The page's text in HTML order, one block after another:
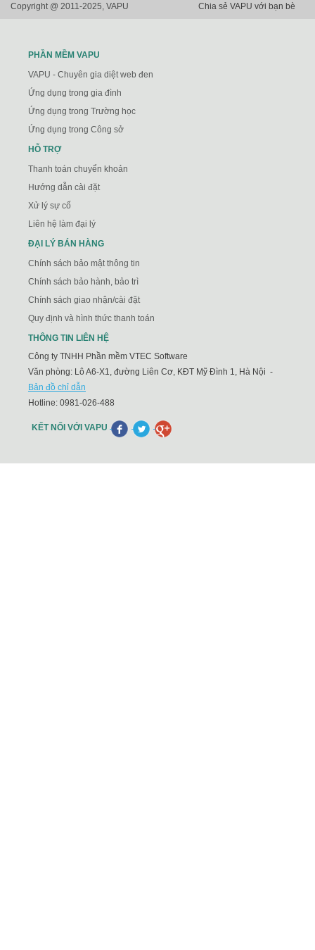
Copyright @ 2011-2025, VAPU Chia sẻ VAPU với bạn bè
PHẦN MỀM VAPU
VAPU - Chuyên gia diệt web đen
Ứng dụng trong gia đình
Ứng dụng trong Trường học
Ứng dụng trong Công sở
HỖ TRỢ
Thanh toán chuyển khoản
Hướng dẫn cài đặt
Xử lý sự cố
Liên hệ làm đại lý
ĐẠI LÝ BÁN HÀNG
Chính sách bảo mật thông tin
Chính sách bảo hành, bảo trì
Chính sách giao nhận/cài đặt
Quy định và hình thức thanh toán
THÔNG TIN LIÊN HỆ
Công ty TNHH Phần mềm VTEC Software
Văn phòng: Lô A6-X1, đường Liên Cơ, KĐT Mỹ Đình 1, Hà Nội -
Bản đồ chỉ dẫn
Hotline: 0981-026-488
KẾT NỐI VỚI VAPU